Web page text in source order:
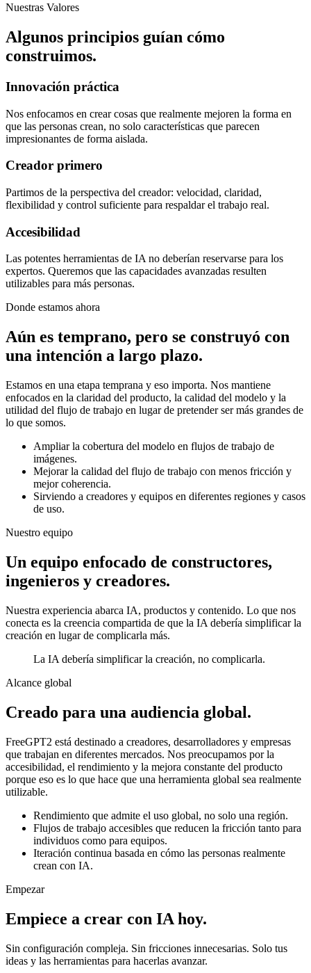
Nuestras Valores
Algunos principios guían cómo
construimos.
Innovación práctica
Nos enfocamos en crear cosas que realmente mejoren la forma en
que las personas crean, no solo características que parecen
impresionantes de forma aislada.
Creador primero
Partimos de la perspectiva del creador: velocidad, claridad,
flexibilidad y control suficiente para respaldar el trabajo real.
Accesibilidad
Las potentes herramientas de IA no deberían reservarse para los
expertos. Queremos que las capacidades avanzadas resulten
utilizables para más personas.
Donde estamos ahora
Aún es temprano, pero se construyó con
una intención a largo plazo.
Estamos en una etapa temprana y eso importa. Nos mantiene
enfocados en la claridad del producto, la calidad del modelo y la
utilidad del flujo de trabajo en lugar de pretender ser más grandes de
lo que somos.
Ampliar la cobertura del modelo en flujos de trabajo de
imágenes.
Mejorar la calidad del flujo de trabajo con menos fricción y
mejor coherencia.
Sirviendo a creadores y equipos en diferentes regiones y casos
de uso.
Nuestro equipo
Un equipo enfocado de constructores,
ingenieros y creadores.
Nuestra experiencia abarca IA, productos y contenido. Lo que nos
conecta es la creencia compartida de que la IA debería simplificar la
creación en lugar de complicarla más.
La IA debería simplificar la creación, no complicarla.
Alcance global
Creado para una audiencia global.
FreeGPT2 está destinado a creadores, desarrolladores y empresas
que trabajan en diferentes mercados. Nos preocupamos por la
accesibilidad, el rendimiento y la mejora constante del producto
porque eso es lo que hace que una herramienta global sea realmente
utilizable.
Rendimiento que admite el uso global, no solo una región.
Flujos de trabajo accesibles que reducen la fricción tanto para
individuos como para equipos.
Iteración continua basada en cómo las personas realmente
crean con IA.
Empezar
Empiece a crear con IA hoy.
Sin configuración compleja. Sin fricciones innecesarias. Solo tus
ideas y las herramientas para hacerlas avanzar.